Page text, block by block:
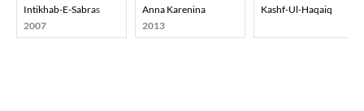
Intikhab-E-Sabras
2007
Anna Karenina
2013
Kashf-Ul-Haqaiq